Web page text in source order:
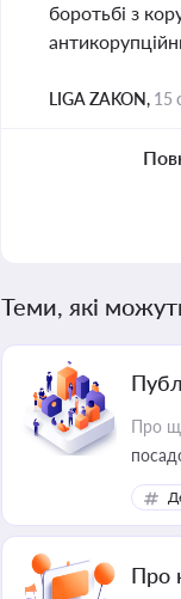
боротьбі з
LIGA ZAKON, 15
Теми, які
Про
Про